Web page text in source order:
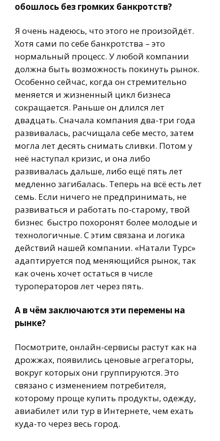
обошлось без громких банкротств?
Я очень надеюсь, что этого не произойдёт.
Хотя сами по себе банкротства – это
нормальный процесс. У любой компании
должна быть возможность покинуть рынок.
Особенно сейчас, когда он стремительно
меняется и жизненный цикл бизнеса
сокращается. Раньше он длился лет
двадцать. Сначала компания два-три года
развивалась, расчищала себе место, затем
могла лет десять снимать сливки. Потом у
неё наступал кризис, и она либо
развивалась дальше, либо ещё пять лет
медленно загибалась. Теперь на всё есть лет
семь. Если ничего не предпринимать, не
развиваться и работать по-старому, твой
бизнес быстро похоронят более молодые и
технологичные. С этим связана и логика
действий нашей компании. «Натали Турс»
адаптируется под меняющийся рынок, так
как очень хочет остаться в числе
туроператоров лет через пять.
А в чём заключаются эти перемены на
рынке?
Посмотрите, онлайн-сервисы растут как на
дрожжах, появились ценовые агрегаторы,
вокруг которых они группируются. Это
связано с изменением потребителя,
которому проще купить продукты, одежду,
авиабилет или тур в Интернете, чем ехать
куда-то через весь город.